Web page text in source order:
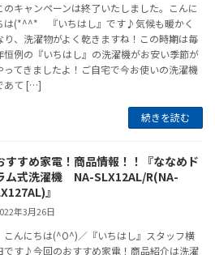
のキャンペーンは終了いたしました。こんに
は(*^^* 『いちはし』です♪気候も暖かく
り、洗濯物がよく乾きますね！この時期は毎
恒例の『いちはし』の洗濯機がお安い季節が
ってきましたよ！ご自宅で今お使いの洗濯機
あて […]
続きを読む
すすめ家電！商品情報！！『ななめド
ム式洗濯機 NA-SLX12AL/R(NA-
』
年3月26日
こんにちは(^O^)／『いちはし』スタッフ横
です♪今回のおすすめ家電！商品紹介は洗濯